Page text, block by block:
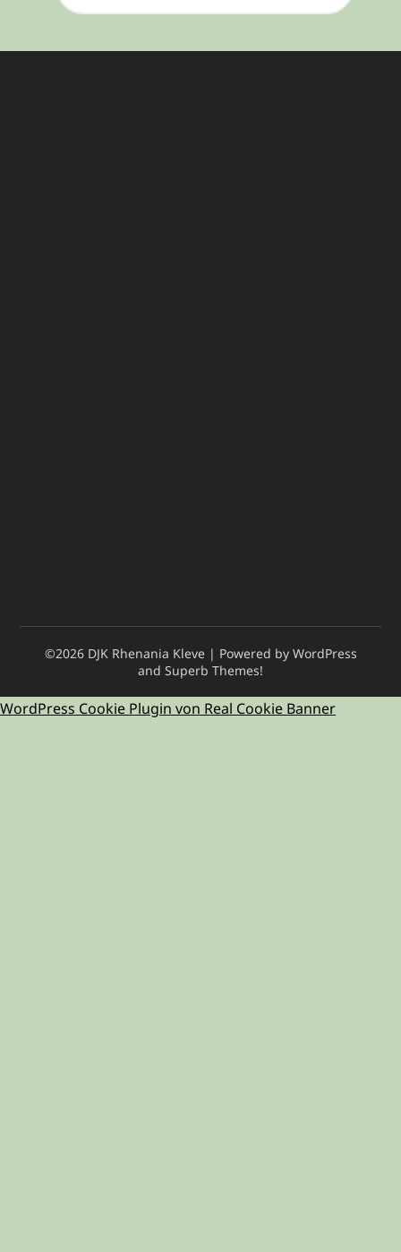
©2026 DJK Rhenania Kleve | Powered by WordPress
and Superb Themes!
WordPress Cookie Plugin von Real Cookie Banner